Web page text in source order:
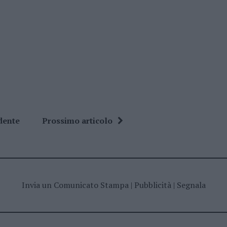
Prossimo articolo
Invia un Comunicato Stampa| Pubblicità| Segnala